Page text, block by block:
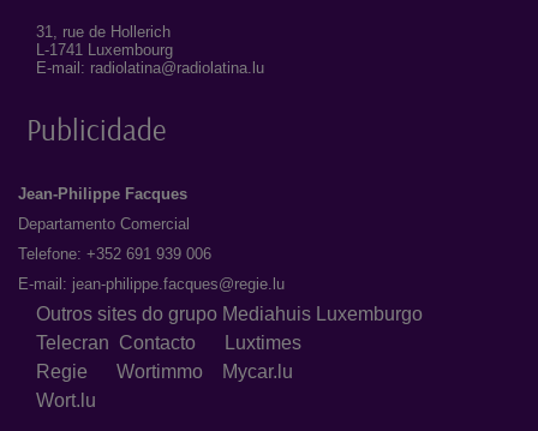
31, rue de Hollerich
L-1741 Luxembourg
E-mail: radiolatina@radiolatina.lu
Publicidade
Jean-Philippe Facques
Departamento Comercial
Telefone: +352 691 939 006
E-mail: jean-philippe.facques@regie.lu
Outros sites do grupo Mediahuis Luxemburgo
Telecran Contacto
Luxtimes
Regie Wortimmo
Mycar.lu
Wort.lu